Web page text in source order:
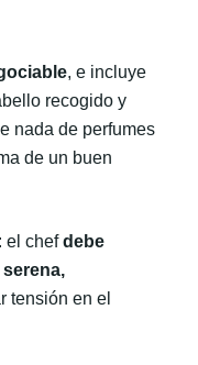
, e incluye
recogido y
nada de perfumes
de un buen
el chefdebe
tensión en el